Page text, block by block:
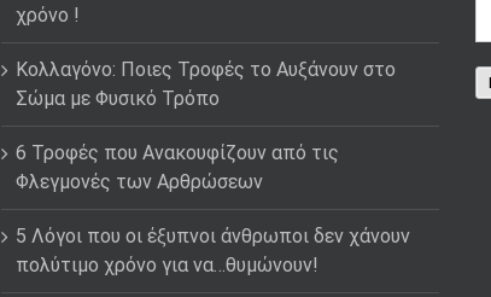
χρόνο !
Κολλαγόνο: Ποιες Τροφές το Αυξάνουν στο
Σώμα με Φυσικό Τρόπο
6 Τροφές που Ανακουφίζουν από τις
Φλεγμονές των Αρθρώσεων
5 Λόγοι που οι έξυπνοι άνθρωποι δεν χάνουν
πολύτιμο χρόνο για να…θυμώνουν!